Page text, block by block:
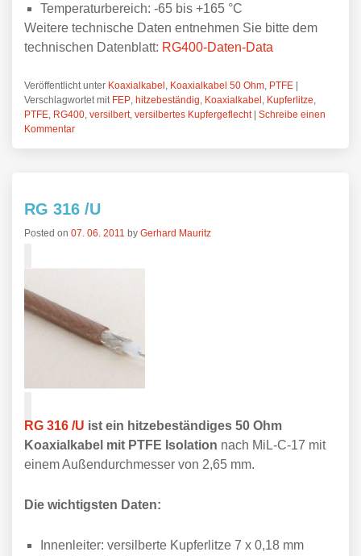
Temperaturbereich: -65 bis +165 °C
Weitere technische Daten entnehmen Sie bitte dem
technischen Datenblatt: RG400-Daten-Data
Veröffentlicht unter Koaxialkabel Koaxialkabel 50 Ohm PTFE |
Verschlagwortet mit FEP hitzebeständig Koaxialkabel Kupferlitze
PTFE RG400 versilbert, versilbertes Kupfergeflecht | Schreibe einen
Kommentar
RG 316 /U
Posted on 07. 06. 2011 by Gerhard Mauritz
RG 316 /U ist ein hitzebeständiges 50 Ohm
Koaxialkabel mit PTFE Isolation nach MiL-C-17 mit
einem Außendurchmesser von 2,65 mm.
Die wichtigsten Daten:
Innenleiter: versilberte Kupferlitze 7 x 0,18 mm